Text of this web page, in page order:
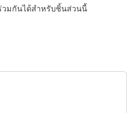
มกันได้สำหรับชิ้นส่วนนี้